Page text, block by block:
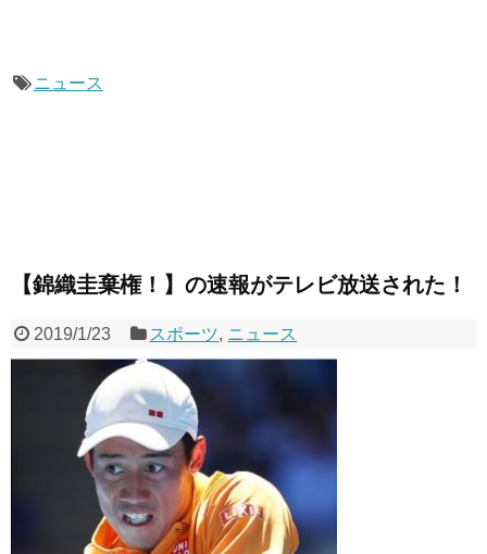
ニュース
【錦織圭棄権！】の速報がテレビ放送された！
2019/1/23 スポーツ, ニュース